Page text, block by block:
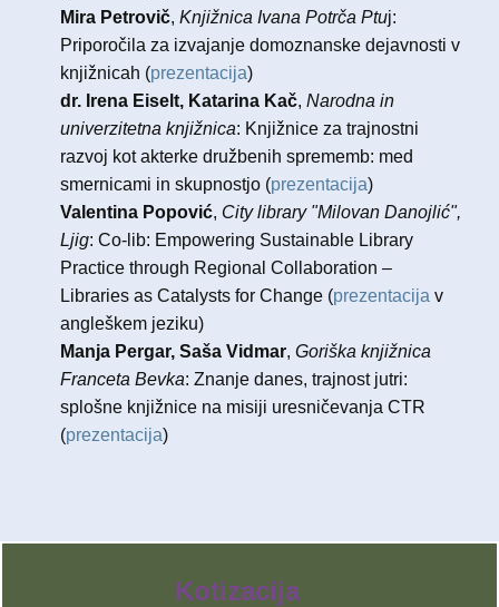
Mira Petrovič, Knjižnica Ivana Potrča Ptuj:
Priporočila za izvajanje domoznanske dejavnosti v
knjižnicah (prezentacija)
dr. Irena Eiselt, Katarina Kač, Narodna in
univerzitetna knjižnica: Knjižnice za trajnostni
razvoj kot akterke družbenih sprememb: med
smernicami in skupnostjo (prezentacija)
Valentina Popović, City library "Milovan Danojlić",
Ljig: Co-lib: Empowering Sustainable Library
Practice through Regional Collaboration –
Libraries as Catalysts for Change ​(prezentacija v
angleškem jeziku)
Manja Pergar, Saša Vidmar, Goriška knjižnica
Franceta Bevka: Znanje danes, trajnost jutri:
splošne knjižnice na misiji uresničevanja CTR
(prezentacija)
Kotizacija